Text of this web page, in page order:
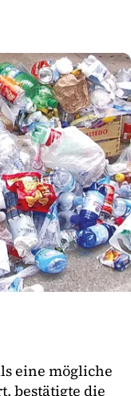
eine mögliche
bestätigte die